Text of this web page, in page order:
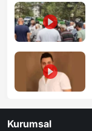
Kurumsal